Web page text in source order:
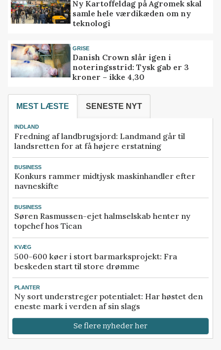
Ny Kartoffeldag på Agromek skal
samle hele værdikæden om ny
teknologi
GRISE
Danish Crown slår igen i
noteringsstrid: Tysk gab er 3
kroner – ikke 4,30
MEST LÆSTE SENESTE NYT
INDLAND
Fredning af landbrugsjord: Landmand går til
landsretten for at få højere erstatning
BUSINESS
Konkurs rammer midtjysk maskinhandler efter
navneskifte
BUSINESS
Søren Rasmussen-ejet halmselskab henter ny
topchef hos Tican
KVÆG
500-600 køer i stort barmarksprojekt: Fra
beskeden start til store drømme
PLANTER
Ny sort understreger potentialet: Har høstet den
eneste mark i verden af sin slags
Se flere nyheder her